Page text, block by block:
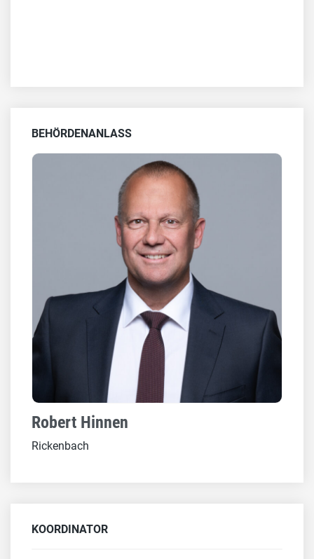
BEHÖRDENANLASS
Robert Hinnen
Rickenbach
KOORDINATOR